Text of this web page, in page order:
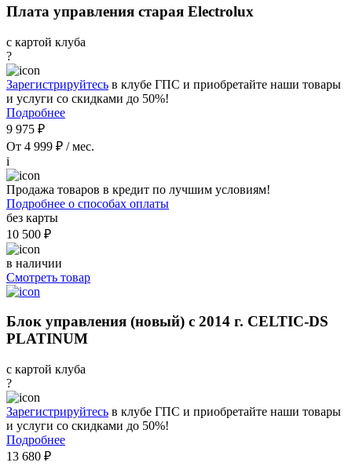
Плата управления старая Electrolux
с картой клуба
?
Зарегистрируйтесь в клубе ГПС и приобретайте наши товары
и услуги со скидками до 50%!
Подробнее
9 975 ₽
От 4 999 ₽ / мес.
i
Продажа товаров в кредит по лучшим условиям!
Подробнее о способах оплаты
без карты
10 500 ₽
в наличии
Смотреть товар
Блок управления (новый) с 2014 г. CELTIC-DS
PLATINUM
с картой клуба
?
Зарегистрируйтесь в клубе ГПС и приобретайте наши товары
и услуги со скидками до 50%!
Подробнее
13 680 ₽